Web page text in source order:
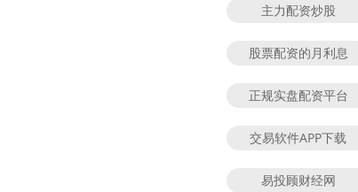
主力配资炒股
股票配资的月利息
正规实盘配资平台
交易软件APP下载
易投顾财经网